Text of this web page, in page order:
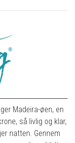
Madeira-øen, en
så livlig og klar,
natten. Gennem